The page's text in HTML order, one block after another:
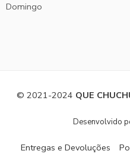
Domingo
© 2021-2024 QUE
Desenvolvido
Entregas e Devoluções